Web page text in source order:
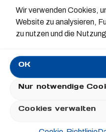
Wir verwenden Cookies,
Website zu analysieren,
zu nutzen und die
OK
Nur notwendige
Cookies verwalten
Anmeldung zur Untersuchung
Zuweiserportal
Patientenportal
Impressum
Kontakt